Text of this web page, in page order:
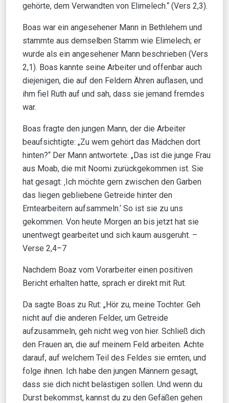
gehörte, dem Verwandten von Elimelech.“ (Vers 2,3).
Boas war ein angesehener Mann in Bethlehem und
stammte aus demselben Stamm wie Elimelech; er
wurde als ein angesehener Mann beschrieben (Vers
2,1). Boas kannte seine Arbeiter und offenbar auch
diejenigen, die auf den Feldern Ähren auflasen, und
ihm fiel Ruth auf und sah, dass sie jemand fremdes
war.
Boas fragte den jungen Mann, der die Arbeiter
beaufsichtigte: „Zu wem gehört das Mädchen dort
hinten?“ Der Mann antwortete: „Das ist die junge Frau
aus Moab, die mit Noomi zurückgekommen ist. Sie
hat gesagt: ‚Ich möchte gern zwischen den Garben
das liegen gebliebene Getreide hinter den
Erntearbeitern aufsammeln.‘ So ist sie zu uns
gekommen. Von heute Morgen an bis jetzt hat sie
unentwegt gearbeitet und sich kaum ausgeruht. –
Verse 2,4–7
Nachdem Boaz vom Vorarbeiter einen positiven
Bericht erhalten hatte, sprach er direkt mit Rut.
Da sagte Boas zu Rut: „Hör zu, meine Tochter. Geh
nicht auf die anderen Felder, um Getreide
aufzusammeln, geh nicht weg von hier. Schließ dich
den Frauen an, die auf meinem Feld arbeiten. Achte
darauf, auf welchem Teil des Feldes sie ernten, und
folge ihnen. Ich habe den jungen Männern gesagt,
dass sie dich nicht belästigen sollen. Und wenn du
Durst bekommst, kannst du zu den Gefäßen gehen